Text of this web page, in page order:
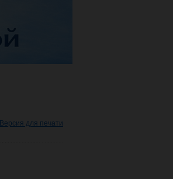
Версия для печати